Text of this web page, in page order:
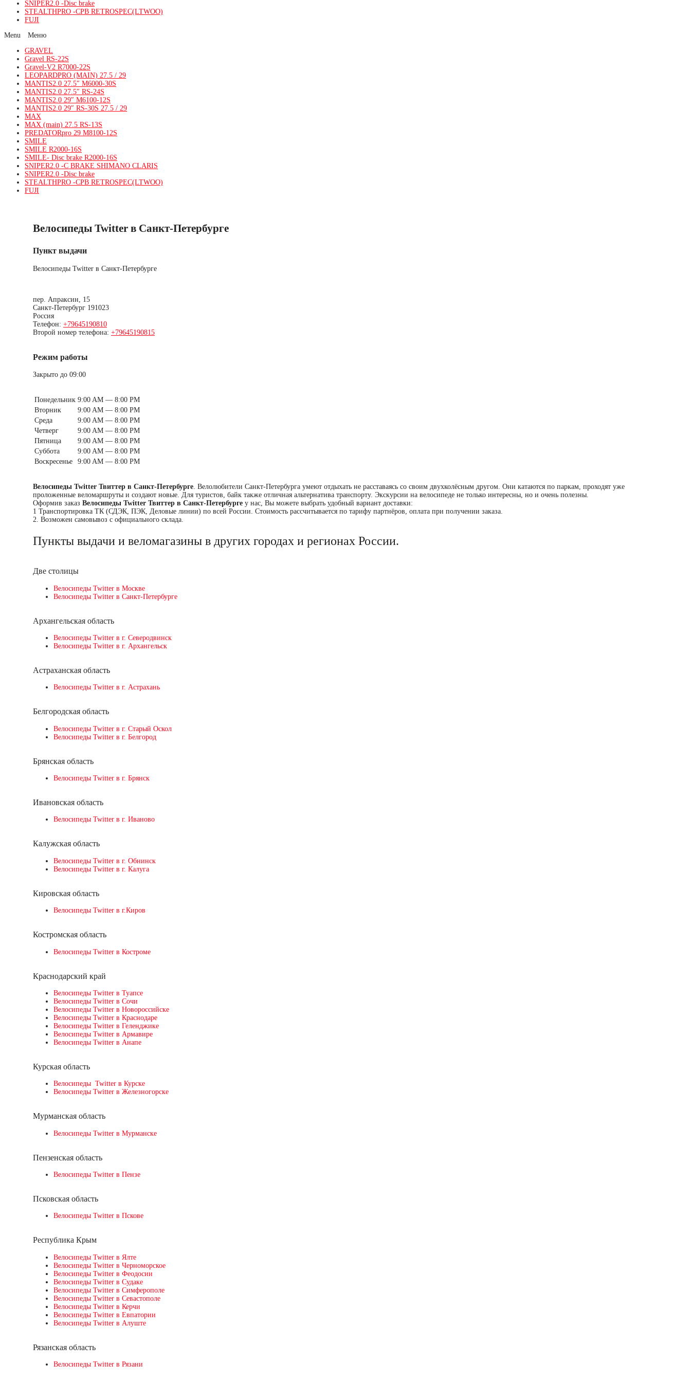
SNIPER2.0 -Disc brake
STEALTHPRO -CPB RETROSPEC(LTWOO)
FUJI
Menu
GRAVEL
Gravel RS-22S
Gravel-V2 R7000-22S
LEOPARDPRO (MAIN) 27.5 / 29
MANTIS2.0 27.5″ M6000-30S
MANTIS2.0 27.5″ RS-24S
MANTIS2.0 29″ M6100-12S
MANTIS2.0 29″ RS-30S 27.5 / 29
MAX
MAX (main) 27.5 RS-13S
PREDATORpro 29 M8100-12S
SMILE
SMILE R2000-16S
SMILE- Disc brake R2000-16S
SNIPER2.0 -C BRAKE SHIMANO CLARIS
SNIPER2.0 -Disc brake
STEALTHPRO -CPB RETROSPEC(LTWOO)
FUJI
Велосипеды Twitter в Санкт-Петербурге
Пункт выдачи
Велосипеды Twitter в Санкт-Петербурге
пер. Апраксин, 15
Санкт-Петербург 191023
Россия
Телефон: +79645190810
Второй номер телефона: +79645190815
Режим работы
Закрыто до 09:00
Понедельник 9:00 AM — 8:00 PM
Вторник
9:00 AM — 8:00 PM
Среда
9:00 AM — 8:00 PM
Четверг
9:00 AM — 8:00 PM
Пятница
9:00 AM — 8:00 PM
Суббота
9:00 AM — 8:00 PM
Воскресенье
9:00 AM — 8:00 PM
Велосипеды Twitter Твиттер в Санкт-Петербурге . Велолюбители Санкт-Петербурга умеют отдыхать не расставаясь со своим двухколёсным другом. Они катаются по паркам, проходят уже
проложенные веломаршруты и создают новые. Для туристов, байк также отличная альтернатива транспорту. Экскурсии на велосипеде не только интересны, но и очень полезны.
Оформив заказ Велосипеды Twitter Твиттер в Санкт-Петербурге у нас, Вы можете выбрать удобный вариант доставки:
1 Транспортировка ТК (СДЭК, ПЭК, Деловые линии) по всей России. Стоимость рассчитывается по тарифу партнёров, оплата при получении заказа.
2. Возможен самовывоз с официального склада.
Пункты выдачи и веломагазины в других городах и регионах России.
Две столицы
Велосипеды Twitter в Москве
Велосипеды Twitter в Санкт-Петербурге
Архангельская область
Велосипеды Twitter в г. Северодвинск
Велосипеды Twitter в г. Архангельск
Астраханская область
Велосипеды Twitter в г. Астрахань
Белгородская область
Велосипеды Twitter в г. Старый Оскол
Велосипеды Twitter в г. Белгород
Брянская область
Велосипеды Twitter в г. Брянск
Ивановская область
Велосипеды Twitter в г. Иваново
Калужская область
Велосипеды Twitter в г. Обнинск
Велосипеды Twitter в г. Калуга
Кировская область
Велосипеды Twitter в г.Киров
Костромская область
Велосипеды Twitter в Костроме
Краснодарский край
Велосипеды Twitter в Туапсе
Велосипеды Twitter в Сочи
Велосипеды Twitter в Новороссийске
Велосипеды Twitter в Краснодаре
Велосипеды Twitter в Геленджике
Велосипеды Twitter в Армавире
Велосипеды Twitter в Анапе
Курская область
Велосипеды Twitter в Курске
Велосипеды Twitter в Железногорске
Мурманская область
Велосипеды Twitter в Мурманске
Пензенская область
Велосипеды Twitter в Пензе
Псковская область
Велосипеды Twitter в Пскове
Республика Крым
Велосипеды Twitter в Ялте
Велосипеды Twitter в Черноморское
Велосипеды Twitter в Феодосии
Велосипеды Twitter в Судаке
Велосипеды Twitter в Симферополе
Велосипеды Twitter в Севастополе
Велосипеды Twitter в Керчи
Велосипеды Twitter в Евпатории
Велосипеды Twitter в Алуште
Рязанская область
Велосипеды Twitter в Рязани